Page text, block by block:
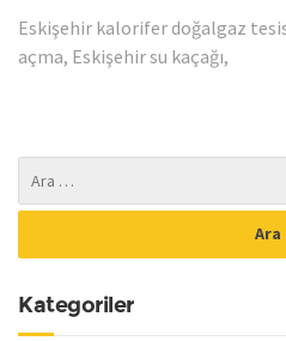
Eskişehir kalorifer doğalgaz
açma, Eskişehir su kaçağı,
Kategoriler